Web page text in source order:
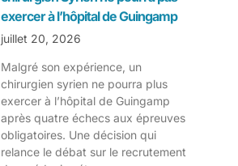
exercer à l’hôpital de Guingamp
juillet 20, 2026
Malgré son expérience, un
chirurgien syrien ne pourra plus
exercer à l’hôpital de Guingamp
après quatre échecs aux épreuves
obligatoires. Une décision qui
relance le débat sur le recrutement